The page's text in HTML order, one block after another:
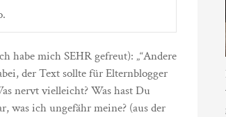
habe mich SEHR gefreut): „“Andere
der Text sollte für Elternblogger
nervt vielleicht? Was hast Du
was ich ungefähr meine? (aus der